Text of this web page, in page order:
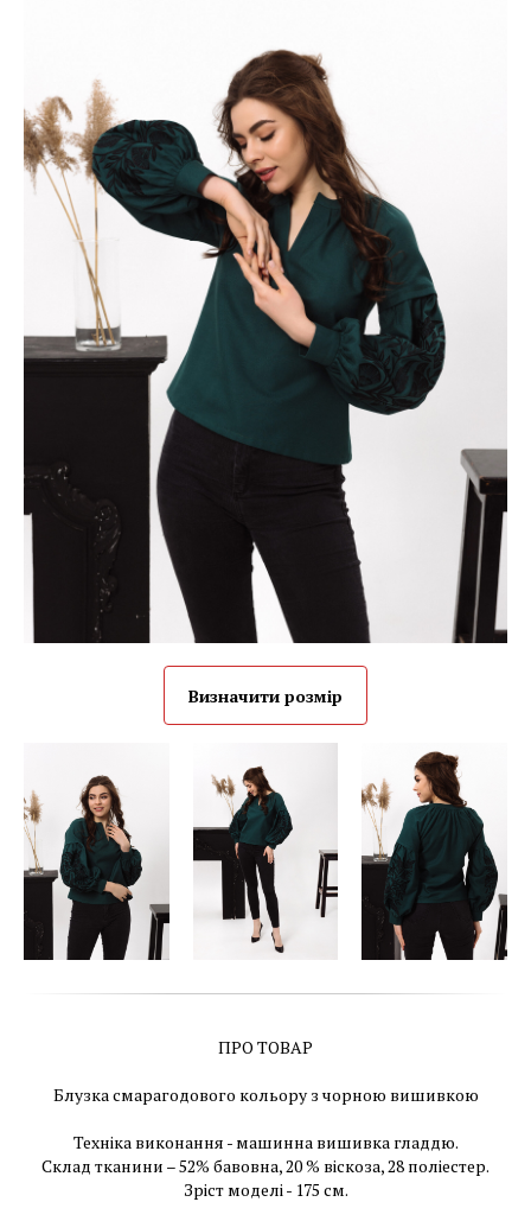
Визначити розмір
ПРО ТОВАР
Блузка смарагодового кольору з чорною вишивкою
Техніка виконання - машинна вишивка гладдю.
Склад тканини – 52% бавовна, 20 % віскоза, 28 поліестер.
Зріст моделі - 175 см.